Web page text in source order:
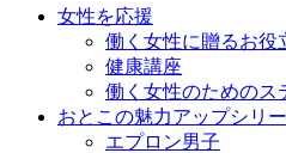
女性を応援
働く女性に贈るお役
健康講座
働く女性のためのス
おとこの魅力アップシリ
エプロン男子